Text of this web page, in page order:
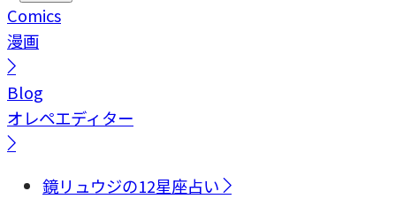
Comics
漫画
Blog
オレペエディター
鏡リュウジの12星座占い